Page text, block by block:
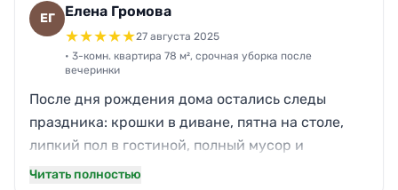
важнее, и за 5 часов убрали пыль даже с
верхних полок, отмыли плитку в санузле и
кухонный фартук. Работали аккуратно, ничего
не поцарапали. Цена соответствовала объёму,
без неприятных сюрпризов.
ЕГ Елена Громова
★★★★★27 августа 2025
• 3-комн. квартира 78 м², срочная уборка после
вечеринки
После дня рождения дома остались следы
праздника: крошки в диване, пятна на столе,
липкий пол в гостиной, полный мусор и
уставшая кухня. Квартира 78 м², а утром нужно
Читать полностью